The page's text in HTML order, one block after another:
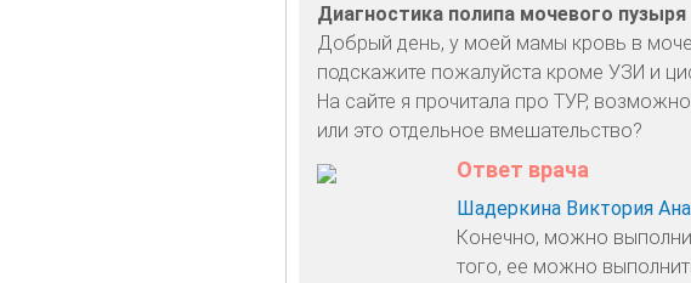
Диагностика полипа мочевого пузыря
Добрый день, у моей мамы кровь в
подскажите пожалуйста кроме УЗИ и
На сайте я прочитала про ТУР,
или это отдельное вмешательство?
Ответ врача
Шадеркина Виктория
Конечно, можно
того, ее можно